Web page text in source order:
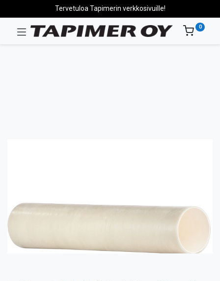
Tervetuloa Tapimerin verkkosivuille!
0